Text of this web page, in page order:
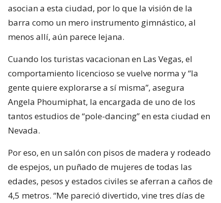
asocian a esta ciudad, por lo que la visión de la
barra como un mero instrumento gimnástico, al
menos allí, aún parece lejana.
Cuando los turistas vacacionan en Las Vegas, el
comportamiento licencioso se vuelve norma y “la
gente quiere explorarse a sí misma”, asegura
Angela Phoumiphat, la encargada de uno de los
tantos estudios de “pole-dancing” en esta ciudad en
Nevada.
Por eso, en un salón con pisos de madera y rodeado
de espejos, un puñado de mujeres de todas las
edades, pesos y estados civiles se aferran a caños de
4,5 metros. “Me pareció divertido, vine tres días de